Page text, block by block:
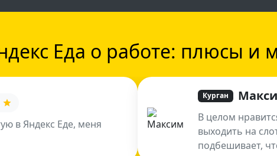
Еда о работе: плюсы и
в Яндекс Еде, меня
Курган
В целом
выходить на
подбешивает,